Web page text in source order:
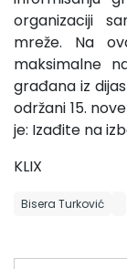
organizaciji
mreže. Na
maksimalne
građana iz
održani 15.
je: Izađite na
KLIX
Bisera Turković